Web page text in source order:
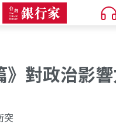
》對政治影
突